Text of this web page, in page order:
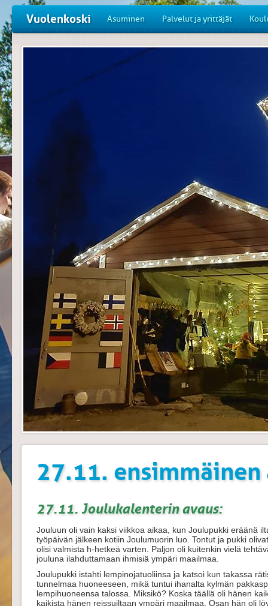
Vuolenkoski Asuminen Palvelut ja yrittäjät
27.11.
27.11. Joulukalenterin avaus:
Jouluun oli vain kaksi viikkoa aikaa, kun Joulupukki eräänä
työpäivän jälkeen kotiin Joulumuorin luo. Tontut ja pukki
olisi valmista h-hetkeä varten. Paljon oli kuitenkin vielä
jouluna ilahduttamaan ihmisiä ympäri maailmaa.
Joulupukki istahti lempinojatuoliinsa ja katsoi kun takassa
tunnelmaa huoneeseen, mikä tuntui ihanalta kylmän
lempihuoneensa talossa. Miksikö? Koska täällä oli hänen
kaikista hänen reissuiltaan ympäri maailmaa. Osan hän oli